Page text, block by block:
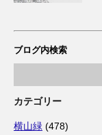
ブログ内検索
カテゴリー
横山緑 (478)